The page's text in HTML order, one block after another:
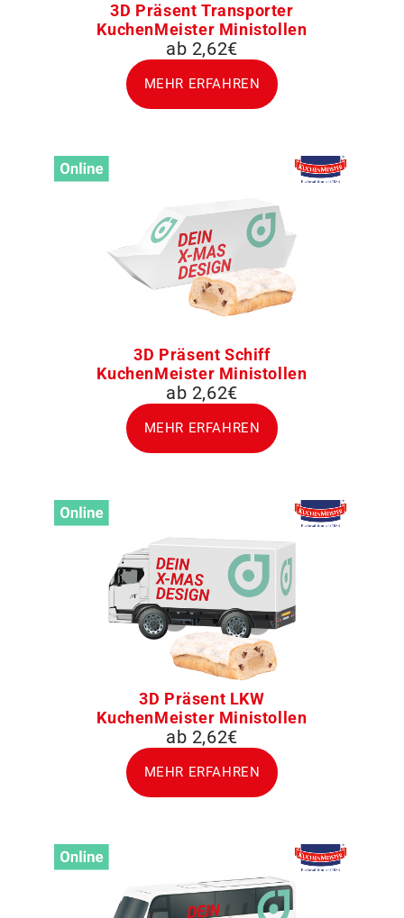
3D Präsent Transporter
KuchenMeister Ministollen
ab 2,62€
MEHR ERFAHREN
3D Präsent Schiff
KuchenMeister Ministollen
ab 2,62€
MEHR ERFAHREN
3D Präsent LKW
KuchenMeister Ministollen
ab 2,62€
MEHR ERFAHREN